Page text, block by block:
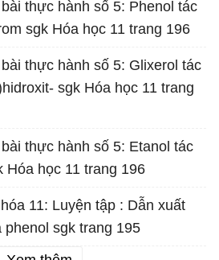
thực hành số 5: Phenol tác
sgk Hóa học 11 trang 196
thực hành số 5: Glixerol tác
sgk Hóa học 11 trang
thực hành số 5: Etanol tác
Hóa học 11 trang 196
11: Luyện tập : Dẫn xuất
phenol sgk trang 195